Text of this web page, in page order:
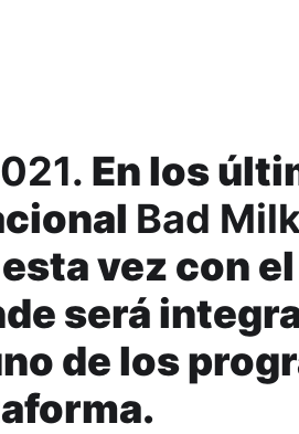
En los
Bad
vez con
será
de los